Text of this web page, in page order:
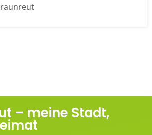
– meine Stadt,